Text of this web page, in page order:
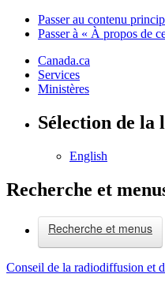
Passer au contenu
Passer à « À propos de
Canada.ca
Services
Ministères
Sélection de la
English
Recherche et
Recherche et menus
Conseil de la radiodiffusion et